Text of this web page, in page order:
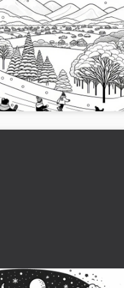
ayında karla kaplı bir
kayıyor: Ücretsiz
resmi
Çocuklar karla kaplı
Sadece indirin ya da
Kış eğlencesini canlandırın!...